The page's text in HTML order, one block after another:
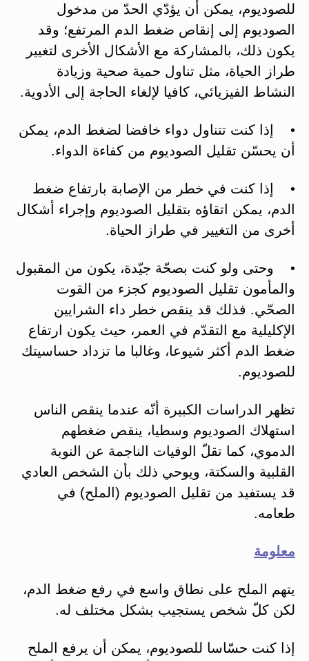
للصوديوم، يمكن أن يؤدّي الحدّ من مدخول
الصوديوم إلى إنقاص ضغط الدم المرتفع؛ وقد
يكون ذلك، بالمشاركة مع الأشكال الأخرى لتغيير
طراز الحياة، مثل تناول حمية صحية وزيادة
النشاط الفيزيائي، كافيا لإلغاء الحاجة إلى الأدوية.
• إذا كنت تتناول دواء خافضا لضغط الدم، يمكن
أن يحسّن تقليل الصوديوم من كفاءة الدواء.
• إذا كنت في خطر من الإصابة بارتفاع ضغط
الدم، يمكن اتقاؤه بتقليل الصوديوم وإجراء أشكال
أخرى من التغيير في طراز الحياة.
• وحتى ولو كنت بصحّة جيّدة، يكون من المقبول
والمأمون تقليل الصوديوم كجزء من القوت
الصحّي. فذلك قد ينقص خطر داء الشرايين
الإكليلية مع التقدّم في العمر، حيث يكون ارتفاع
ضغط الدم أكثر شيوعا، وغالبا ما تزداد حساسيتك
للصوديوم.
تظهر الدراسات الكبيرة أنّه عندما ينقص الناس
استهلاك الصوديوم وسطيا، ينقص ضغطهم
الدموي، كما تقلّ الوفيات الناجمة عن النوبة
القلبية والسكتة، ويوحي ذلك بأن الشخص العادي
قد يستفيد من تقليل الصوديوم (الملح) في
طعامه.
معلومة
يتهم الملح على نطاق واسع في رفع ضغط الدم،
لكن كلّ شخص يستجيب بشكل مختلف له.
إذا كنت حسّاسا للصوديوم، يمكن أن يرفع الملح